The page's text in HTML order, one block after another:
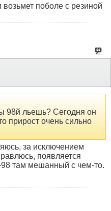
поболе с резиной
98й льешь? Сегодня он
прирост очень сильно
за исключением
появляется
98 там мешанный с чем-то.